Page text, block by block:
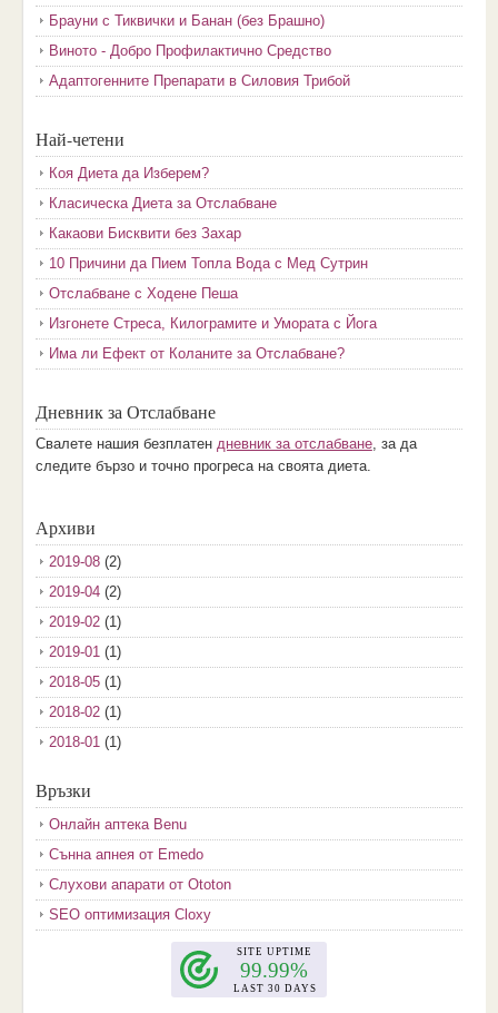
Брауни с Тиквички и Банан (без Брашно)
Виното - Добро Профилактично Средство
Адаптогенните Препарати в Силовия Трибой
Най-четени
Коя Диета да Изберем?
Класическа Диета за Отслабване
Какаови Бисквити без Захар
10 Причини да Пием Топла Вода с Мед Сутрин
Отслабване с Ходене Пеша
Изгонете Стреса, Килограмите и Умората с Йога
Има ли Ефект от Коланите за Отслабване?
Дневник за Отслабване
Свалете нашия безплатен дневник за отслабване, за да
следите бързо и точно прогреса на своята диета.
Архиви
2019-08(2)
2019-04(2)
2019-02(1)
2019-01(1)
2018-05(1)
2018-02(1)
2018-01(1)
2017-11
2017-10(3)
2017-08(3)
2017-07(1)
2017-06(2)
Връзки
Онлайн аптека Benu
Сънна апнея от Emedo
Слухови апарати от Ototon
SEO оптимизация Cloxy